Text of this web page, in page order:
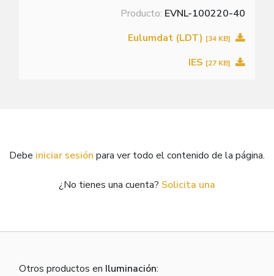
Producto: EVNL-100220-40
Eulumdat (LDT) [34 KB]
IES [27 KB]
Debe iniciar sesión para ver todo el contenido de la página.
¿No tienes una cuenta? Solicita una
Otros productos en Iluminación: